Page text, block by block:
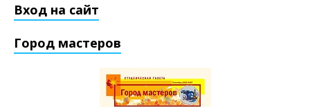
Вход на сайт
Город мастеров